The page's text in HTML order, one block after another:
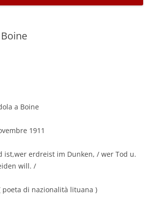
a Boine
1911
ist,wer erdreist im Dunken, / wer Tod u.
will. /
poeta di nazionalità lituana )